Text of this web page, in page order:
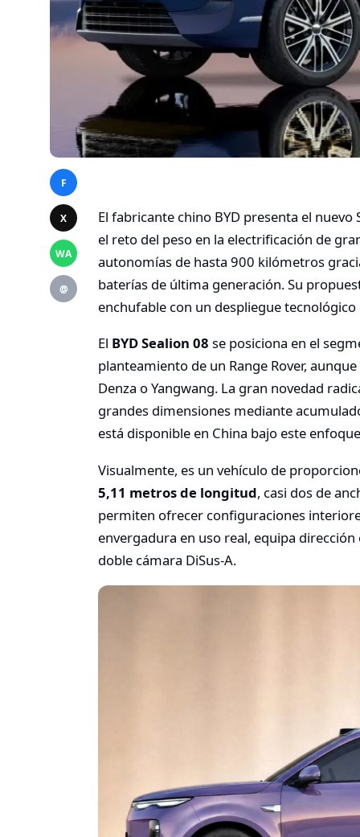
F
X
WA
@
El fabricante chino BYD presenta el
el reto del peso en la electrificación de
autonomías de hasta 900 kilómetros
baterías de última generación.Su
enchufable con un despliegue
El BYD Sealion 08 se posiciona en el
planteamiento de un Range Rover,
Denza o Yangwang. La gran novedad
grandes dimensiones mediante
está disponible en China bajo este
Visualmente, es un vehículo de
5,11 metros de longitud, casi dos de
permiten ofrecer configuraciones
envergadura en uso real, equipa
doble cámara DiSus-A.